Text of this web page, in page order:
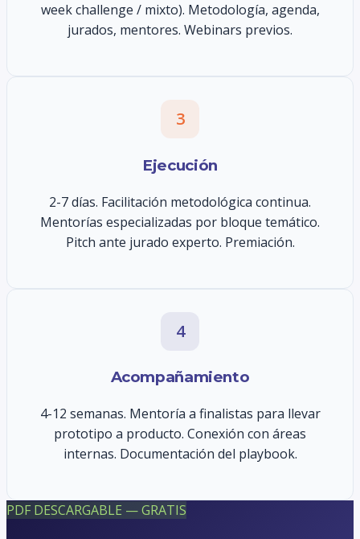
week challenge / mixto). Metodología, agenda,
jurados, mentores. Webinars previos.
3
Ejecución
2-7 días. Facilitación metodológica continua.
Mentorías especializadas por bloque temático.
Pitch ante jurado experto. Premiación.
4
Acompañamiento
4-12 semanas. Mentoría a finalistas para llevar
prototipo a producto. Conexión con áreas
internas. Documentación del playbook.
PDF DESCARGABLE — GRATIS